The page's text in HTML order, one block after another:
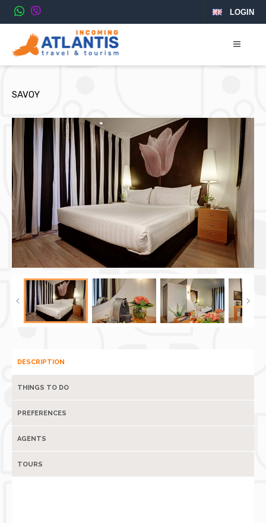
LOGIN
SAVOY
DESCRIPTION
THINGS TO DO
PREFERENCES
AGENTS
TOURS